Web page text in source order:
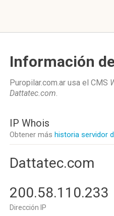
Información
Puropilar.com.ar usa el CMS
Dattatec.com.
IP Whois
Obtener más historia servidor
Dattatec.com
200.58.110.233
Dirección IP